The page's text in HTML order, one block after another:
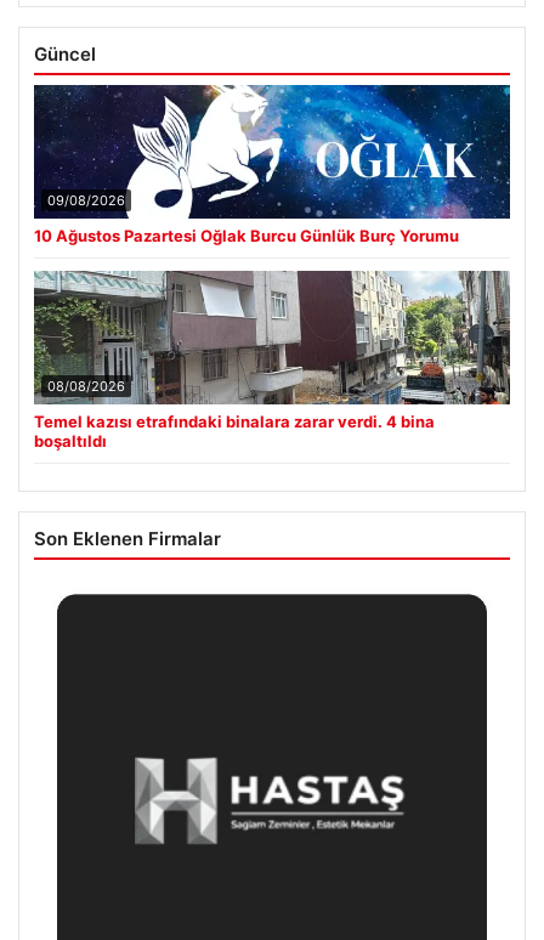
Güncel
09/08/2026
10 Ağustos Pazartesi Oğlak Burcu Günlük Burç Yorumu
08/08/2026
Temel kazısı etrafındaki binalara zarar verdi. 4 bina
boşaltıldı
Son Eklenen Firmalar